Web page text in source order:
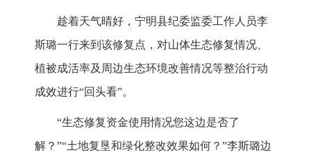
趁着天气晴好，宁明县纪委监委工作人员李
斯璐一行来到该修复点，对山体生态修复情况、
植被成活率及周边生态环境改善情况等整治行动
成效进行“回头看”。
“生态修复资金使用情况您这边是否了
解？”“土地复垦和绿化整改效果如何？”李斯璐边